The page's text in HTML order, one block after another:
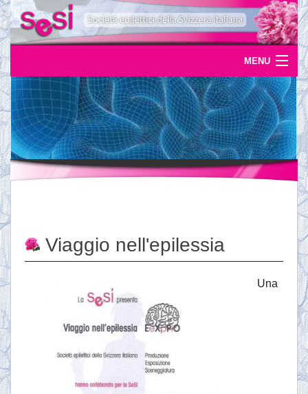
MENU
Home
Uscite
Eventi
News
ServiziViaggio nell'epilessia
Una